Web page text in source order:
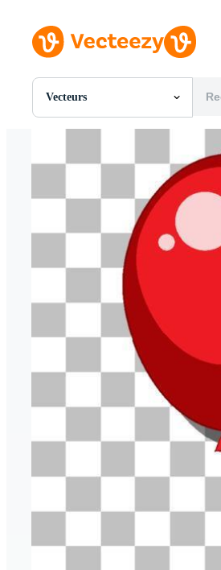
Vecteurs
Toutes Images
Modèles
Vidéos
Motion graphics
Images Éditoriales
Événements Éditoriaux